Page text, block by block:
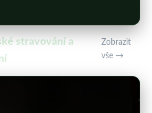
stravování a
Zobrazit
vše →